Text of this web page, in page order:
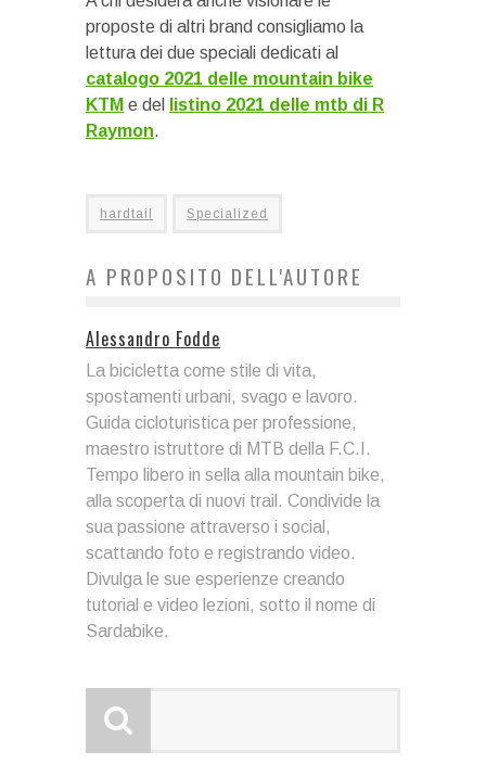
proposte di altri brand consigliamo la
lettura dei due speciali dedicati al
catalogo 2021 delle mountain bike
KTM e del
listino 2021 delle mtb di R
Raymon.
hardtail Specialized
A PROPOSITO DELL'AUTORE
Alessandro Fodde
La bicicletta come stile di vita,
spostamenti urbani, svago e lavoro.
Guida cicloturistica per professione,
maestro istruttore di MTB della F.C.I.
Tempo libero in sella alla mountain bike,
alla scoperta di nuovi trail. Condivide la
sua passione attraverso i social,
scattando foto e registrando video.
Divulga le sue esperienze creando
tutorial e video lezioni, sotto il nome di
Sardabike.